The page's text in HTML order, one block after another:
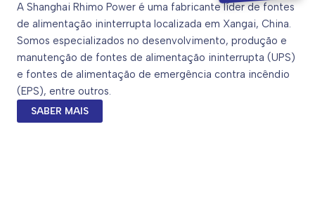
A Shanghai Rhimo Power é uma fabricante líder de fontes
de alimentação ininterrupta localizada em Xangai, China.
Somos especializados no desenvolvimento, produção e
manutenção de fontes de alimentação ininterrupta (UPS)
e fontes de alimentação de emergência contra incêndio
(EPS), entre outros.
SABER MAIS